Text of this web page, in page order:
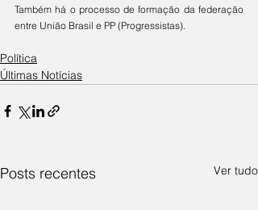
Também há o processo de formação da federação
entre União Brasil e PP (Progressistas).
Política
Últimas Notícias
Posts recentes Ver tudo